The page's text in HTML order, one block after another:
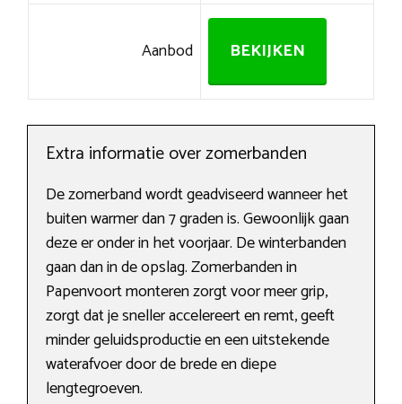
Aanbod BEKIJKEN
Extra informatie over zomerbanden
De zomerband wordt geadviseerd wanneer het
buiten warmer dan 7 graden is. Gewoonlijk gaan
deze er onder in het voorjaar. De winterbanden
gaan dan in de opslag. Zomerbanden in
Papenvoort monteren zorgt voor meer grip,
zorgt dat je sneller accelereert en remt, geeft
minder geluidsproductie en een uitstekende
waterafvoer door de brede en diepe
lengtegroeven.